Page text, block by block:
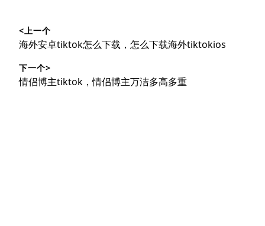
章
导
航
<上一个
上
文
章：
海外安卓tiktok怎么下载，怎么下载海外tiktokios
下一个>
下
情侣博主tiktok，情侣博主万洁多高多重